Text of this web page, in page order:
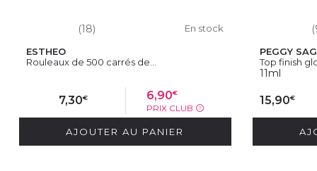
(18) En stock
ESTHEO
Rouleaux de 500 carrés de...
7,30€ 6,90€
PRIX CLUB ?
AJOUTER AU PANIER
PEGGY
Top finish
11ml
15,90€